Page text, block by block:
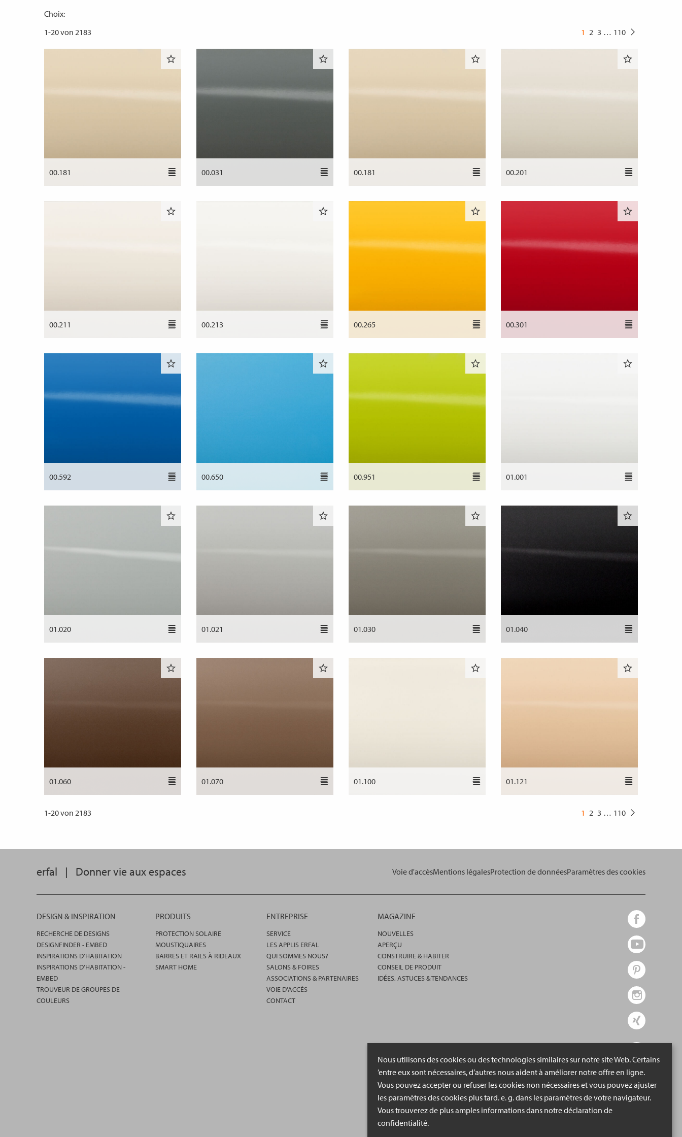
Nous utilisons des cookies ou des technologies similaires sur notre site Web. Certains
’entre eux sont nécessaires, d’autres nous aident à améliorer notre offre en ligne.
Vous pouvez accepter ou refuser les cookies non nécessaires et vous pouvez ajuster
les paramètres des cookies plus tard. e. g. dans les paramètres de votre navigateur.
Vous trouverez de plus amples informations dans notre déclaration de
confidentialité.
Choix:
1-20von 2183 1 2 3 … 110
00.181 00.031 00.181 00.201
00.211 00.213 00.265 00.301
00.592 00.650 00.951 01.001
01.020 01.021 01.030 01.040
01.060 01.070 01.100 01.121
1-20von 2183 1 2 3 … 110
erfal | Donner vie aux espaces Voie d'accèsMentions légalesProtection de donnéesParamètres des cookies
DESIGN & INSPIRATION
RECHERCHE DE DESIGNS
DESIGNFINDER - EMBED
INSPIRATIONS D'HABITATION
INSPIRATIONS D'HABITATION -
EMBED
TROUVEUR DE GROUPES DE
COULEURS
PRODUITS
PROTECTION SOLAIRE
MOUSTIQUAIRES
BARRES ET RAILS À RIDEAUX
SMART HOME
ENTREPRISE
SERVICE
LES APPLIS ERFAL
QUI SOMMES NOUS?
SALONS & FOIRES
ASSOCIATIONS & PARTENAIRES
VOIE D'ACCÈS
CONTACT
MAGAZINE
NOUVELLES
APERÇU
CONSTRUIRE & HABITER
CONSEIL DE PRODUIT
IDÉES, ASTUCES & TENDANCES